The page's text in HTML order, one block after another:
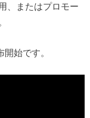
、またはプロモー
始です。